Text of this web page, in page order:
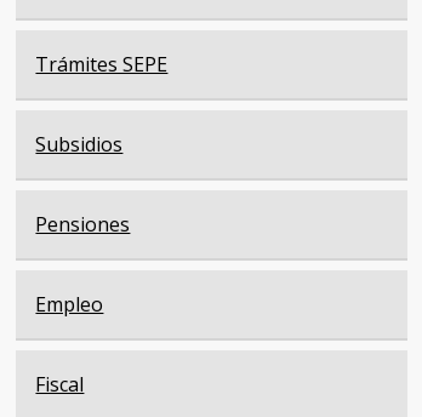
Trámites SEPE
Subsidios
Pensiones
Empleo
Fiscal